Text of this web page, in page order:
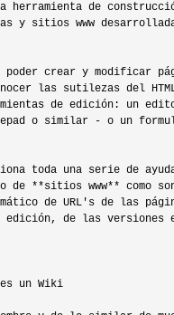
herramienta de
y sitios www
poder crear y modificar
las sutilezas del
de edición: un
o similar - o un
toda una serie de
de **sitios www** como
de URL's de las
edición, de las versiones
un Wiki